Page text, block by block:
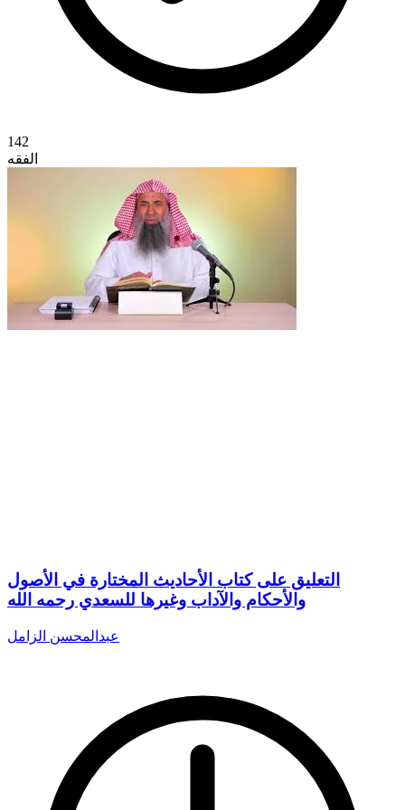
142
الفقه
التعليق على كتاب الأحاديث المختارة في الأصول
والأحكام والآداب وغيرها للسعدي رحمه الله
عبدالمحسن الزامل